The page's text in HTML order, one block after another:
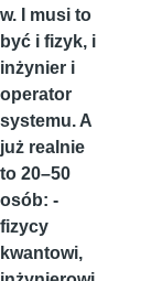
w. I musi to
być i fizyk, i
inżynier i
operator
systemu. A
już realnie
to 20–50
osób: -
fizycy
kwantowi,